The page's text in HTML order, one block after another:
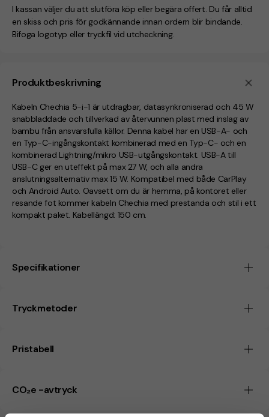
Produktbeskrivning
Kabeln Chechia 5-i-1 är utdragbar, datasynkroniserad och 45 W
snabbladdade och tillverkad av återvunnen plast med inslag av
bambu från ansvarsfulla källor. Denna kabel har en USB-A- och
en Typ-C-ingångskontakt kombinerad med en Typ-C- och en
kombinerad Lightning/mikro USB-utgångskontakt. USB-A till
USB-C ger en uteffekt på max 27 W, och alla andra
anslutningsalternativ max 15 W. Kompatibel med både CarPlay
och Android Auto. Oavsett om du är hemma, på kontoret eller
resande fot kommer kabeln Chechia med prestanda och stil i ett
kompakt paket. Kabellängd: 150 cm.
Specifikationer
Tryckmetoder
Pristabell
CO₂e -avtryck
I kassan väljer du att slutföra köp eller begära offert. Du får alltid
en skiss och pris för godkännande innan ordern blir bindande.
Bifoga logotyp eller tryckfil vid utcheckning.